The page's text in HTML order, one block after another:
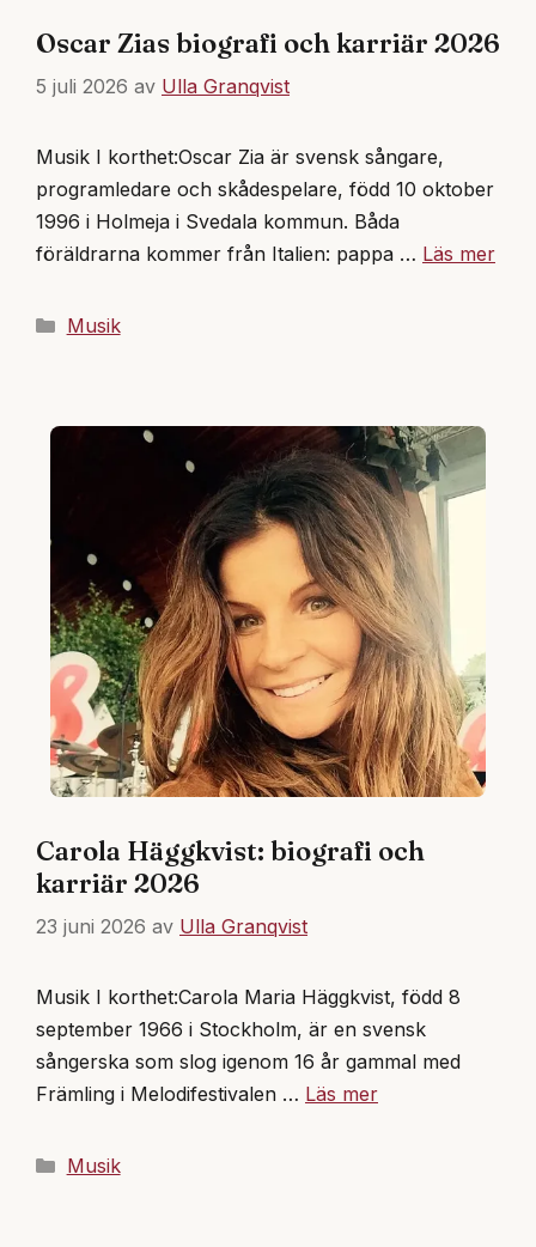
Oscar Zias biografi och karriär 2026
5 juli 2026 av Ulla Granqvist
Musik I korthet:Oscar Zia är svensk sångare,
programledare och skådespelare, född 10 oktober
1996 i Holmeja i Svedala kommun. Båda
föräldrarna kommer från Italien: pappa … Läs mer
Kategorier
Musik
Carola Häggkvist: biografi och
karriär 2026
23 juni 2026 av Ulla Granqvist
Musik I korthet:Carola Maria Häggkvist, född 8
september 1966 i Stockholm, är en svensk
sångerska som slog igenom 16 år gammal med
Främling i Melodifestivalen … Läs mer
Kategorier
Musik